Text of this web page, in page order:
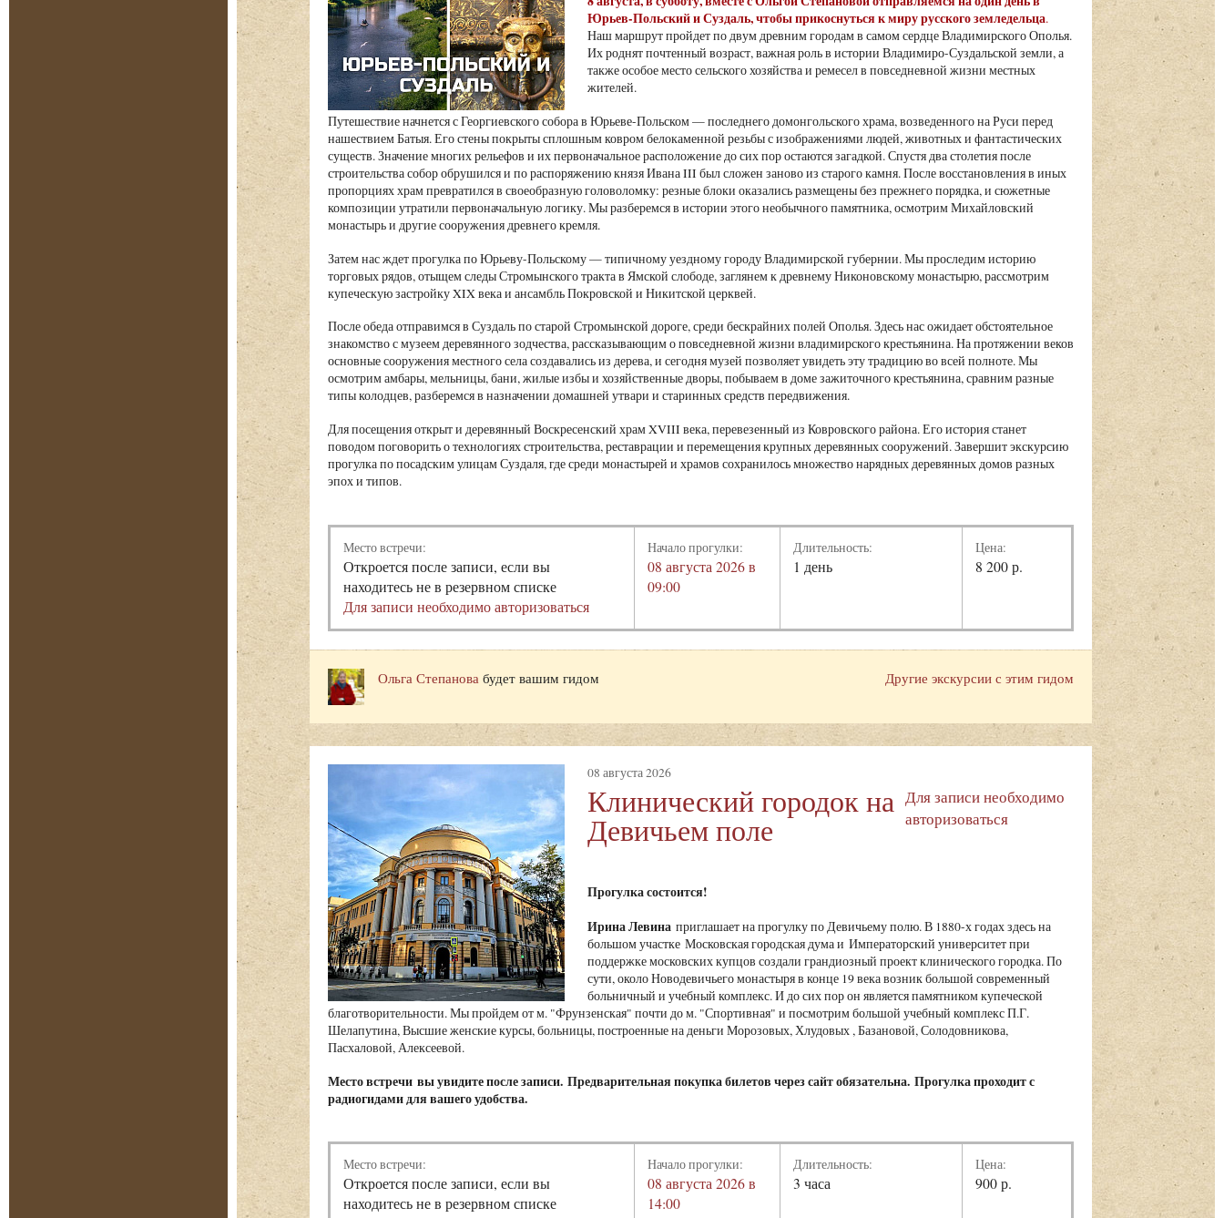
Юрьев-Польский и Суздаль, чтобы прикоснуться к миру русского земледельца.
Наш маршрут пройдет по двум древним городам в самом сердце Владимирского Ополья.
Их роднят почтенный возраст, важная роль в истории Владимиро-Суздальской земли, а
также особое место сельского хозяйства и ремесел в повседневной жизни местных
жителей.
Путешествие начнется с Георгиевского собора в Юрьеве-Польском — последнего домонгольского храма, возведенного на Руси перед
нашествием Батыя. Его стены покрыты сплошным ковром белокаменной резьбы с изображениями людей, животных и фантастических
существ. Значение многих рельефов и их первоначальное расположение до сих пор остаются загадкой. Спустя два столетия после
строительства собор обрушился и по распоряжению князя Ивана III был сложен заново из старого камня. После восстановления в иных
пропорциях храм превратился в своеобразную головоломку: резные блоки оказались размещены без прежнего порядка, и сюжетные
композиции утратили первоначальную логику. Мы разберемся в истории этого необычного памятника, осмотрим Михайловский
монастырь и другие сооружения древнего кремля.
Затем нас ждет прогулка по Юрьеву-Польскому — типичному уездному городу Владимирской губернии. Мы проследим историю
торговых рядов, отыщем следы Стромынского тракта в Ямской слободе, заглянем к древнему Никоновскому монастырю, рассмотрим
купеческую застройку XIX века и ансамбль Покровской и Никитской церквей.
После обеда отправимся в Суздаль по старой Стромынской дороге, среди бескрайних полей Ополья. Здесь нас ожидает обстоятельное
знакомство с музеем деревянного зодчества, рассказывающим о повседневной жизни владимирского крестьянина. На протяжении веков
основные сооружения местного села создавались из дерева, и сегодня музей позволяет увидеть эту традицию во всей полноте. Мы
осмотрим амбары, мельницы, бани, жилые избы и хозяйственные дворы, побываем в доме зажиточного крестьянина, сравним разные
типы колодцев, разберемся в назначении домашней утвари и старинных средств передвижения.
Для посещения открыт и деревянный Воскресенский храм XVIII века, перевезенный из Ковровского района. Его история станет
поводом поговорить о технологиях строительства, реставрации и перемещения крупных деревянных сооружений. Завершит экскурсию
прогулка по посадским улицам Суздаля, где среди монастырей и храмов сохранилось множество нарядных деревянных домов разных
эпох и типов.
Место встречи:
Откроется после записи, если вы
находитесь не в резервном списке
Для записи необходимо авторизоваться
Начало прогулки:
08 августа 2026 в
09:00
Длительность:
1 день
Цена:
8 200 р.
Другие экскурсии с этим гидом
Ольга Степанова будет вашим гидом
08 августа 2026
Клинический городок на
Девичьем поле
Для записи необходимо
авторизоваться
Прогулка состоится!
Ирина Левина приглашает на прогулку по Девичьему полю. В 1880-х годах здесь на
большом участке Московская городская дума и Императорский университет при
поддержке московских купцов создали грандиозный проект клинического городка. По
сути, около Новодевичьего монастыря в конце 19 века возник большой современный
больничный и учебный комплекс. И до сих пор он является памятником купеческой
благотворительности. Мы пройдем от м. "Фрунзенская" почти до м. "Спортивная" и посмотрим большой учебный комплекс П.Г.
Шелапутина, Высшие женские курсы, больницы, построенные на деньги Морозовых, Хлудовых , Базановой, Солодовникова,
Пасхаловой, Алексеевой.
Место встречи вы увидите после записи. Предварительная покупка билетов через сайт обязательна. Прогулка проходит с
радиогидами для вашего удобства.
Место встречи:
Откроется после записи, если вы
находитесь не в резервном списке
Начало прогулки:
08 августа 2026 в
14:00
Длительность:
3 часа
Цена:
900 р.